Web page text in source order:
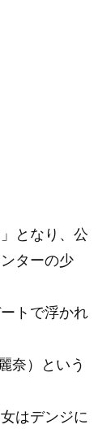
となり、公
ターの少
トで浮かれ
奈）という
はデンジに